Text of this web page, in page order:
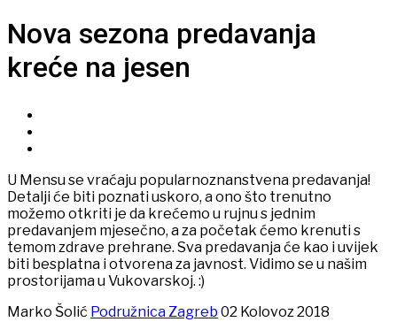
Nova sezona predavanja
kreće na jesen
U Mensu se vraćaju popularnoznanstvena predavanja!
Detalji će biti poznati uskoro, a ono što trenutno
možemo otkriti je da krećemo u rujnu s jednim
predavanjem mjesečno, a za početak ćemo krenuti s
temom zdrave prehrane. Sva predavanja će kao i uvijek
biti besplatna i otvorena za javnost. Vidimo se u našim
prostorijama u Vukovarskoj. :)
Marko Šolić Podružnica Zagreb 02 Kolovoz 2018